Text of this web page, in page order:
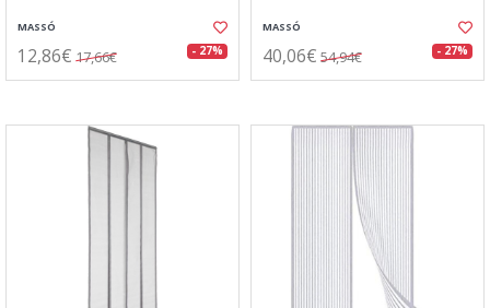
MASSÓ
12,86€ 17,66€ - 27%
MASSÓ
40,06€ 54,94€ - 27%